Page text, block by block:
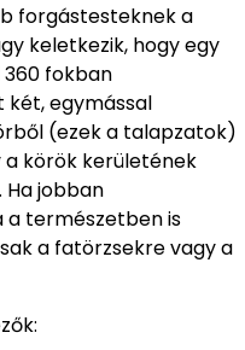
forgástesteknek a
keletkezik, hogy egy
fokban
két, egymással
(ezek a talapzatok)
körök kerületének
Ha jobban
a természetben is
a fatörzsekre vagy a